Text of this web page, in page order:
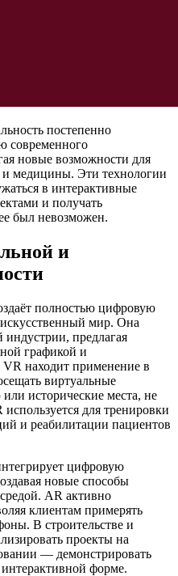
постепенно
современного
новые возможности для
и медицины. Эти технологии
в интерактивные
и получать
был невозможен.
и
полностью цифровую
искусственный мир. Она
индустрии, предлагая
графикой и
находит применение в
виртуальные
исторические места, не
для тренировки
и реабилитации пациентов
цифровую
новые способы
AR активно
клиентам примерять
В строительстве и
проекты на
— демонстрировать
форме.